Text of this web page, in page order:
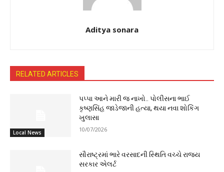
Aditya sonara
RELATED ARTICLES
Local News
પપ્પા આને મારી જ નાખો.. પોલીસના ભાઈ
કૃષ્ણસિંહ જાડેજાની હત્યા, થયા નવા શોકિંગ
ખુલાસા
10/07/2026
સૌરાષ્ટ્રમાં ભારે વરસાદની સ્થિતિ વચ્ચે રાજ્ય
સરકાર એલર્ટ